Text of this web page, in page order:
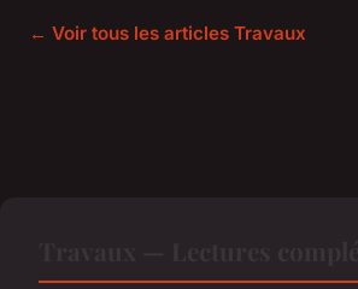
← Voir tous les articles Travaux